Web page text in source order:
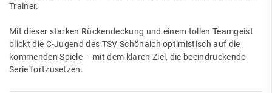
Trainer.
Mit dieser starken Rückendeckung und einem tollen Teamgeist
blickt die C-Jugend des TSV Schönaich optimistisch auf die
kommenden Spiele – mit dem klaren Ziel, die beeindruckende
Serie fortzusetzen.